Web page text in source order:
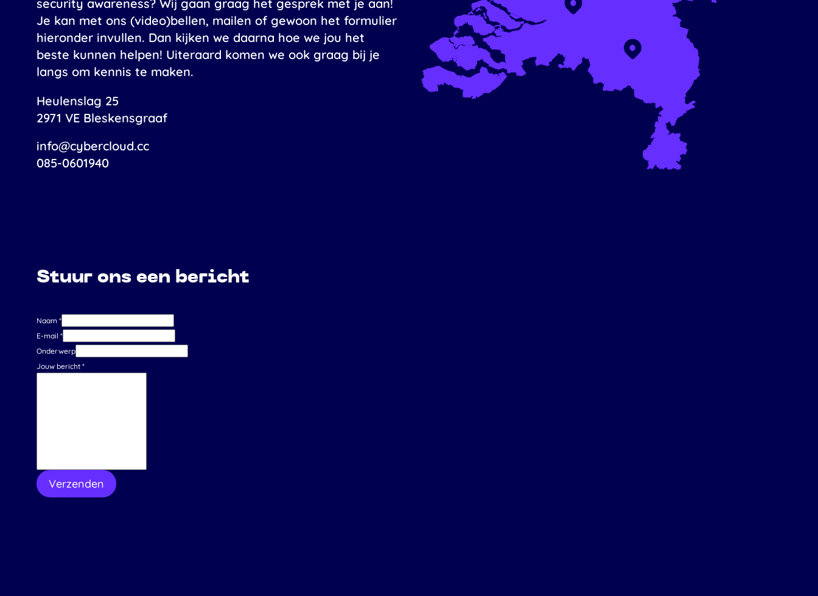
security awareness? Wij gaan graag het gesprek met je aan!
Je kan met ons (video)bellen, mailen of gewoon het formulier
hieronder invullen. Dan kijken we daarna hoe we jou het
beste kunnen helpen! Uiteraard komen we ook graag bij je
langs om kennis te maken.
Heulenslag 25
2971 VE Bleskensgraaf
info@cybercloud.cc
085-0601940
Stuur ons een bericht
Naam *
E-mail *
Onderwerp
Jouw bericht *
Verzenden